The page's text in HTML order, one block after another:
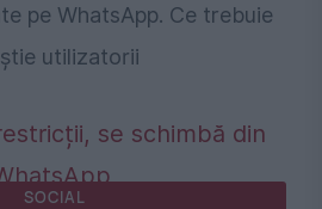
pe WhatsApp. Ce trebuie
utilizatorii
SOCIAL